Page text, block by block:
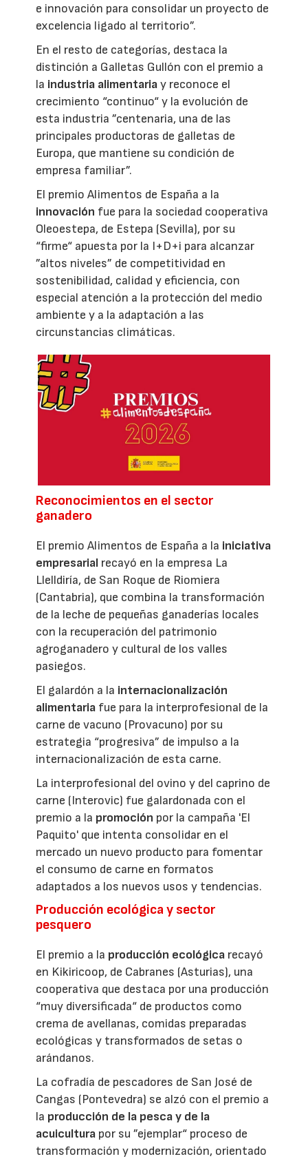
e innovación para consolidar un proyecto de
excelencia ligado al territorio”.
En el resto de categorías, destaca la
distinción a Galletas Gullón con el premio a
la industria alimentariay reconoce el
crecimiento “continuo“ y la evolución de
esta industria ”centenaria, una de las
principales productoras de galletas de
Europa, que mantiene su condición de
empresa familiar”.
El premio Alimentos de España a la
innovación fue para la sociedad cooperativa
Oleoestepa, de Estepa (Sevilla), por su
“firme“ apuesta por la I+D+i para alcanzar
”altos niveles” de competitividad en
sostenibilidad, calidad y eficiencia, con
especial atención a la protección del medio
ambiente y a la adaptación a las
circunstancias climáticas.
Reconocimientos en el sector
ganadero
El premio Alimentos de España a la iniciativa
empresarial recayó en la empresa La
Llelldiría, de San Roque de Riomiera
(Cantabria), que combina la transformación
de la leche de pequeñas ganaderías locales
con la recuperación del patrimonio
agroganadero y cultural de los valles
pasiegos.
El galardón a la internacionalización
alimentaria fue para la interprofesional de la
carne de vacuno (Provacuno) por su
estrategia “progresiva” de impulso a la
internacionalización de esta carne.
La interprofesional del ovino y del caprino de
carne (Interovic) fue galardonada con el
premio a la promoción por la campaña 'El
Paquito' que intenta consolidar en el
mercado un nuevo producto para fomentar
el consumo de carne en formatos
adaptados a los nuevos usos y tendencias.
Producción ecológica y sector
pesquero
El premio a la producción ecológica recayó
en Kikiricoop, de Cabranes (Asturias), una
cooperativa que destaca por una producción
“muy diversificada“ de productos como
crema de avellanas, comidas preparadas
ecológicas y transformados de setas o
arándanos.
La cofradía de pescadores de San José de
Cangas (Pontevedra) se alzó con el premio a
la producción de la pesca y de la
acuicultura por su ”ejemplar“ proceso de
transformación y modernización, orientado